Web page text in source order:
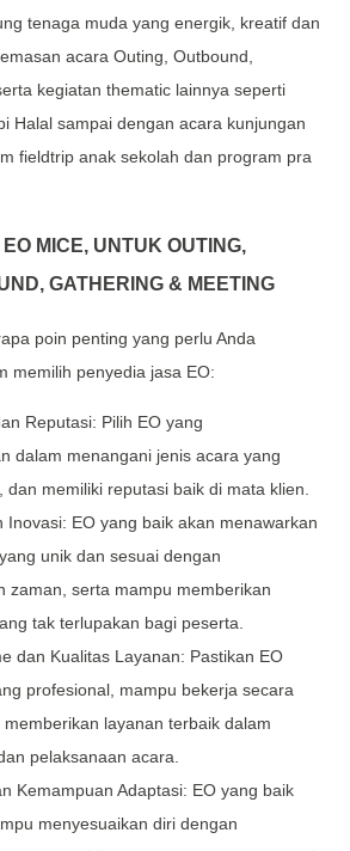
tenaga muda yang energik, kreatif dan
acara Outing, Outbound,
kegiatan thematic lainnya seperti
Halal sampai dengan acara kunjungan
fieldtrip anak sekolah dan program pra
MICE, UNTUK OUTING,
GATHERING & MEETING
poin penting yang perlu Anda
memilih penyedia jasa EO:
Reputasi: Pilih EO yang
dalam menangani jenis acara yang
dan memiliki reputasi baik di mata klien.
Inovasi: EO yang baik akan menawarkan
unik dan sesuai dengan
zaman, serta mampu memberikan
tak terlupakan bagi peserta.
dan Kualitas Layanan: Pastikan EO
profesional, mampu bekerja secara
layanan terbaik dalam
pelaksanaan acara.
Kemampuan Adaptasi: EO yang baik
menyesuaikan diri dengan